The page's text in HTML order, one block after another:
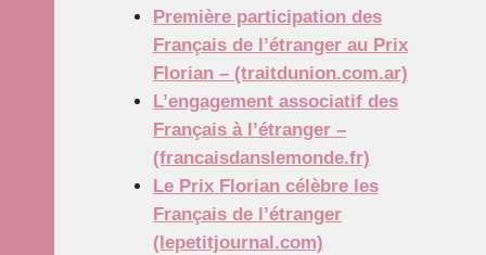
Première participation des
Français de l’étranger au Prix
Florian – (traitdunion.com.ar)
L’engagement associatif des
Français à l’étranger –
(francaisdanslemonde.fr)
Le Prix Florian célèbre les
Français de l’étranger
(lepetitjournal.com)